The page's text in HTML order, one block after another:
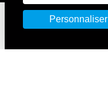
Personnaliser